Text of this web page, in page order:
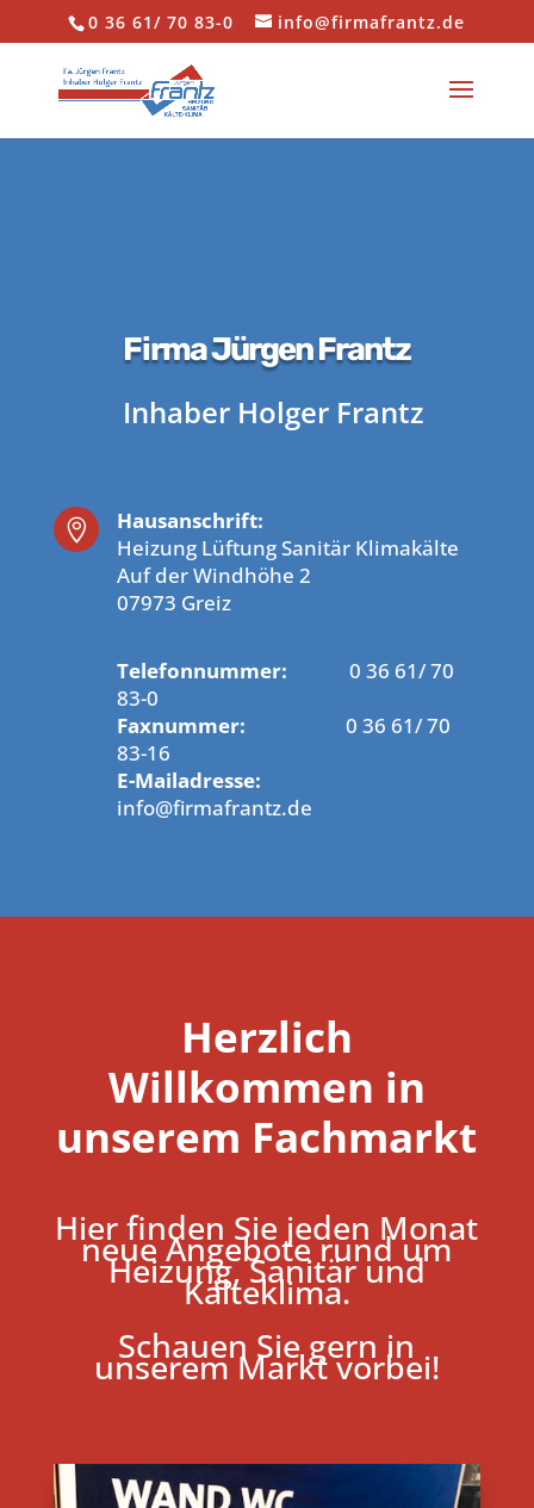
0 36 61/ 70 83-0 info@firmafrantz.de
Firma Jürgen Frantz
Inhaber Holger Frantz

Hausanschrift:
Heizung Lüftung Sanitär Klimakälte
Auf der Windhöhe 2
07973 Greiz
Telefonnummer: 0 36 61/ 70
83-0
Faxnummer: 0 36 61/ 70
83-16
E-Mailadresse:
info@firmafrantz.de
Herzlich
Willkommen in
unserem Fachmarkt
Hier finden Sie jeden Monat
neue Angebote rund um
Heizung, Sanitär und
Kälteklima.
Schauen Sie gern in
unserem Markt vorbei!